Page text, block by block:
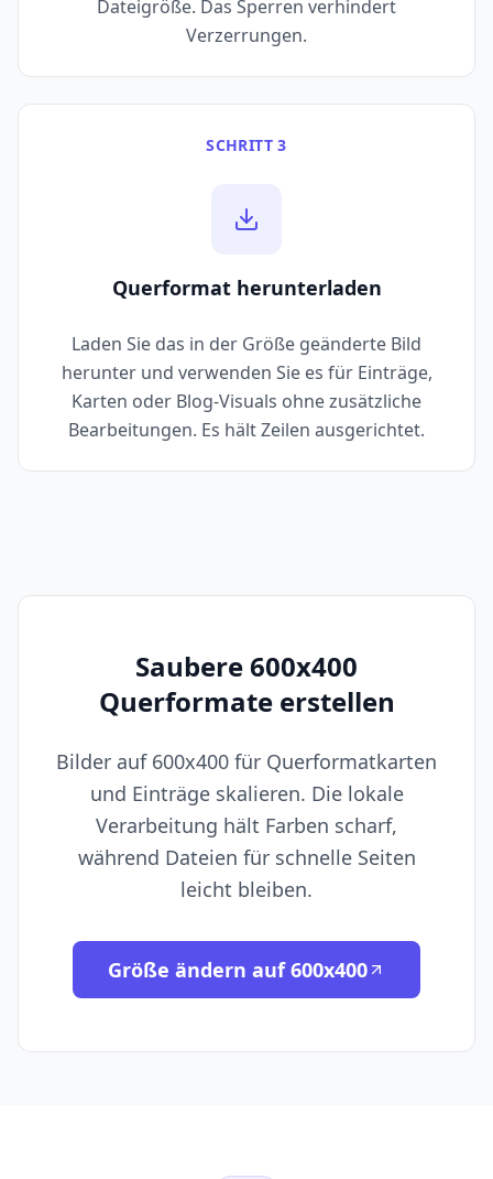
Dateigröße. Das Sperren verhindert
Verzerrungen.
SCHRITT 3
Querformat herunterladen
Laden Sie das in der Größe geänderte Bild
herunter und verwenden Sie es für Einträge,
Karten oder Blog-Visuals ohne zusätzliche
Bearbeitungen. Es hält Zeilen ausgerichtet.
Saubere 600x400
Querformate erstellen
Bilder auf 600x400 für Querformatkarten
und Einträge skalieren. Die lokale
Verarbeitung hält Farben scharf,
während Dateien für schnelle Seiten
leicht bleiben.
Größe ändern auf 600x400